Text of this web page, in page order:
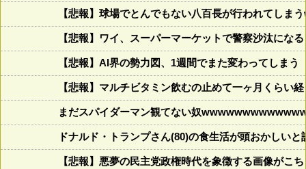
【悲報】球場でとんでもない八百長が行われてし
【悲報】ワイ、スーパーマーケットで警察沙汰にな
【悲報】AI界の勢力図、1週間でまた変わってしまう
【悲報】マルチビタミン飲むの止めて一ヶ月くらい
まだスパイダーマン観てない奴
ドナルド・トランプさん(80)の食生活が頭おかしい
【悲報】悪夢の民主党政権時代を象徴する画像がこ